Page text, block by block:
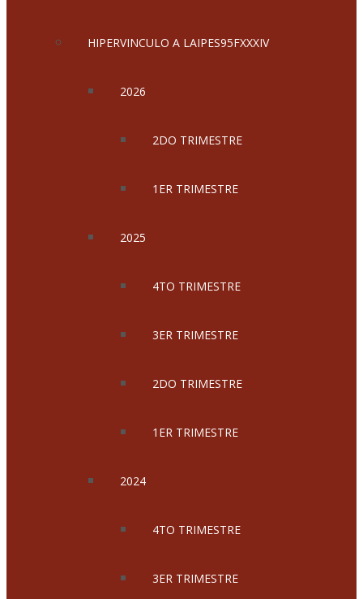
HIPERVINCULO A LAIPES95FXXXIV
2026
2DO TRIMESTRE
1ER TRIMESTRE
2025
4TO TRIMESTRE
3ER TRIMESTRE
2DO TRIMESTRE
1ER TRIMESTRE
2024
4TO TRIMESTRE
3ER TRIMESTRE